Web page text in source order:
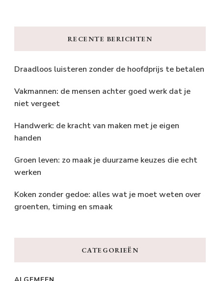
RECENTE BERICHTEN
Draadloos luisteren zonder de hoofdprijs te betalen
Vakmannen: de mensen achter goed werk dat je
niet vergeet
Handwerk: de kracht van maken met je eigen
handen
Groen leven: zo maak je duurzame keuzes die echt
werken
Koken zonder gedoe: alles wat je moet weten over
groenten, timing en smaak
CATEGORIEËN